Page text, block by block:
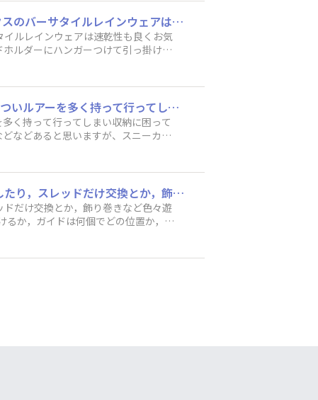
DAIWAさんのウェアは普段使いもできるデザインな上に防水撥水機能は最高で、ゴアテックスのバーサタイルレインウェアは速乾性も良くお気に入りです🤩気になるところで言うと濡れてたりした後車にどうしまうかなんですよねー、、、🤔ロッドホルダーにハンガーつけて引っ掛けてますが車が濡れる😱
ルレインウェアは速乾性も良くお気
ルダーにハンガーつけて引っ掛けて
バッグってどんなの使ってますか？？​​​普段はシーバスをメインに活動してる僕ですが、ついついルアーを多く持って行ってしまい収納に困っています。シーバスフィッシングには、スニーカースタイル、ウェーディングスタイル、ボートスタイルなどなどあると思いますが、スニーカースタイルでバッグは必需品だと思っています。そこで皆さんに教えていただきたい！​​どんなバッグ使ってますかー！！​僕はDAIWAのサイドフィットバッグ使ってます！なんですけど、最近大野ゆうきプロが紹介していたMAZUME×POPSEACREWのヒップバッグが気になってます！笑
く持って行ってしまい収納に困って
などあると思いますが、スニーカー
すかー！！​僕はDAIWAのサイドフィ
ップバッグが気になってます！笑
今年挑戦したいことは，ロッドを組むことです！ これまでも修理したり，ガイドを付け直したり，スレッドだけ交換とか，飾り巻きなど色々遊んではきました。 でも先月ついにブランクスなるものを購入。 真っさらのカーボンに，どのグリップ付けるか，ガイドは何個でどの位置か，裏にするか表か，悩みまくってます（笑） 一歩目からこの沼深すぎ🤣 今年はロッドの事でいっぱい悩んで，できれば自分で組んだロッドでナイスバスを挙げたいと思ってます。 夏休みの自由研究なんて全く好きじゃなかったけど，40過ぎて自由研究の課題が見つかる喜びを噛み締めております👏 釣り道具ってサイコーです！